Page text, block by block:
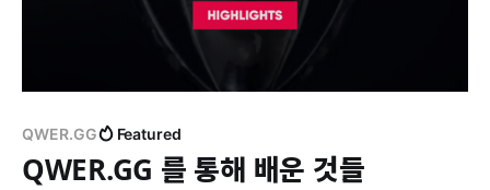
QWER.GG Featured
QWER.GG 를 통해 배운 것들